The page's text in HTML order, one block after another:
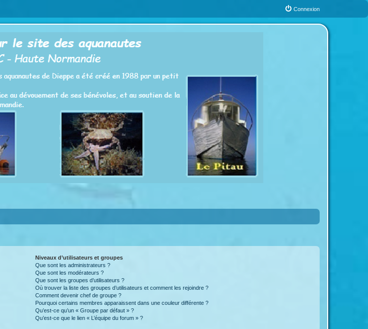
Connexion
Niveaux d’utilisateurs et groupes
Que sont les administrateurs ?
Que sont les modérateurs ?
Que sont les groupes d’utilisateurs ?
Où trouver la liste des groupes d’utilisateurs et comment les rejoindre ?
Comment devenir chef de groupe ?
Pourquoi certains membres apparaissent dans une couleur différente ?
Qu’est-ce qu’un « Groupe par défaut » ?
Qu’est-ce que le lien « L’équipe du forum » ?